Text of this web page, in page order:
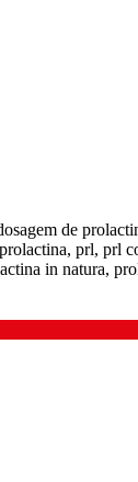
de
prl, prl
in natura,